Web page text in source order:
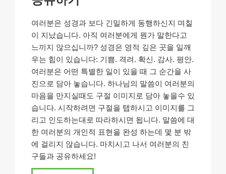
여러분은 성경과 보다 긴밀하게 동행하신지 며칠
이 지났습니다. 아직 여러분에게 뭔가 말한다고
느끼지 않으십니까? 성경은 영적 깊은 곳을 일깨
우는 힘이 있습니다: 기쁨. 격려. 확신. 감사. 평안.
여러분은 어떤 특별한 일이 있을 때 그 순간을 사
진으로 담아 놓습니다. 하나님의 말씀이 여러분의
마음을 만지실때도 구절 이미지로 담아 놓을수 있
습니다. 시작하려면 구절을 탭하시고 이미지를 그
리고 인도하는대로 따라하시면 됩니다. 말씀에 대
한 여러분의 개인적 표현을 완성 하는데 몇 분 밖
에 걸리지 않습니다. 마치시고 나서 여러분의 친
구들과 공유하세요!